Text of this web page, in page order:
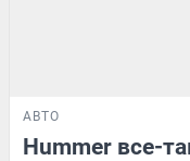
АВТО
Hummer все-